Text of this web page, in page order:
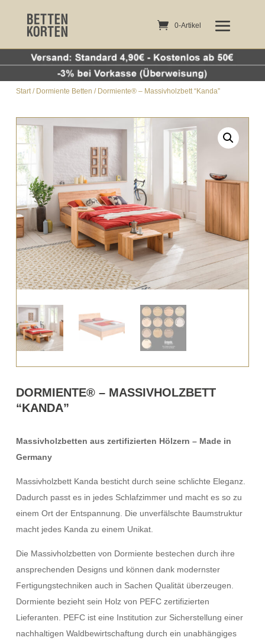
0-Artikel
Start/ Dormiente Betten / Dormiente® – Massivholzbett “Kanda”
DORMIENTE® – MASSIVHOLZBETT
“KANDA”
Massivholzbetten aus zertifizierten Hölzern – Made in
Germany
Massivholzbett Kanda besticht durch seine schlichte Eleganz.
Dadurch passt es in jedes Schlafzimmer und macht es so zu
einem Ort der Entspannung. Die unverfälschte Baumstruktur
macht jedes Kanda zu einem Unikat.
Die Massivholzbetten von Dormiente bestechen durch ihre
ansprechenden Designs und können dank modernster
Fertigungstechniken auch in Sachen Qualität überzeugen.
Dormiente bezieht sein Holz von PEFC zertifizierten
Lieferanten. PEFC ist eine Institution zur Sicherstellung einer
nachhaltigen Waldbewirtschaftung durch ein unabhängiges